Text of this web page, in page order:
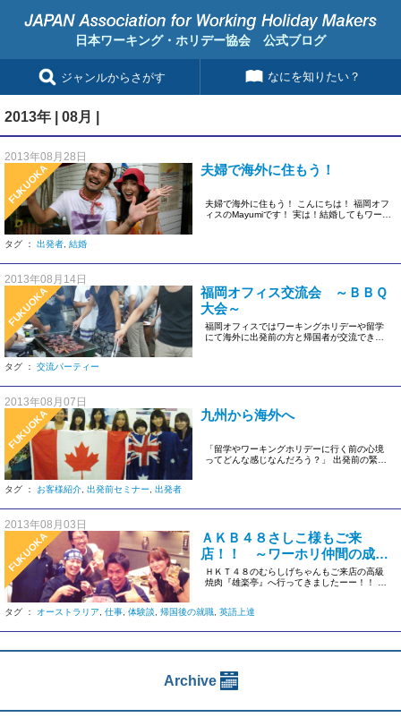
日本ワーキング・ホリデー協会 公式ブログ
ジャンルからさがす なにを知りたい？
2013年 | 08月 |
2013年08月28日
FUKUOKA 夫婦で海外に住もう！
夫婦で海外に住もう！ こんにちは！ 福岡オフ
ィスのMayumiです！ 実は！結婚してもワーキ
タグ ： 出発者 結婚
2013年08月14日
FUKUOKA
福岡オフィス交流会 ～ＢＢＱ
大会～
福岡オフィスではワーキングホリデーや留学
にて海外に出発前の方と帰国者が交流できる
タグ ： 交流パーティー
2013年08月07日
FUKUOKA 九州から海外へ
「留学やワーキングホリデーに行く前の心境
ってどんな感じなんだろう？」 出発前の緊張
タグ ： お客様紹介 出発前セミナー 出発者
2013年08月03日
FUKUOKA
ＡＫＢ４８さしこ様もご来
店！！ ～ワーホリ仲間の成長
～
ＨＫＴ４８のむらしげちゃんもご来店の高級
焼肉『雄楽亭』へ行ってきましたーー！！ Ｈ
タグ ： オーストラリア 仕事 体験談 帰国後の就職 英語上達
Archive